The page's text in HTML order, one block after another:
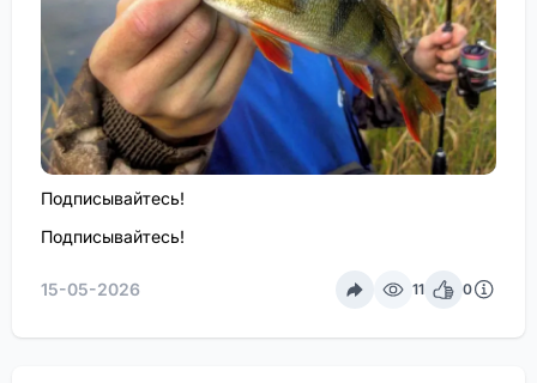
Подписывайтесь!
Подписывайтесь!
15-05-2026 11 0